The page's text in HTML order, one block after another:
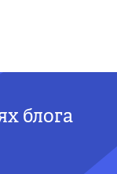
блога